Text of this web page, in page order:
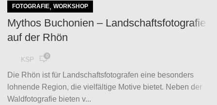
FOTOGRAFIE, WORKSHOP
Mythos Buchonien – Landschaftsfotografie
auf der Rhön
KSP 0
Die Rhön ist für Landschaftsfotografen eine besonders
lohnende Region, die vielfältige Motive bietet. Neben der
Waldfotografie bieten v...